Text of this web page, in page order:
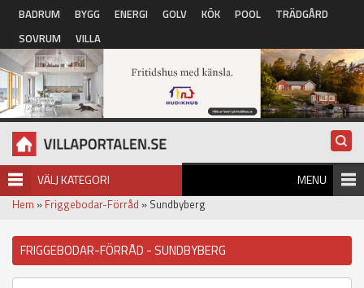
Hoppa till huvudinnehåll
BADRUM BYGG ENERGI GOLV KÖK POOL
TRÄDGÅRD
SOVRUM
VILLA
VÄLJ KATEGORI MENU
Hem » Friggebodar-Förråd » Sundbyberg
FRIGGEBODAR-FÖRRÅD - SUNDBYBERG